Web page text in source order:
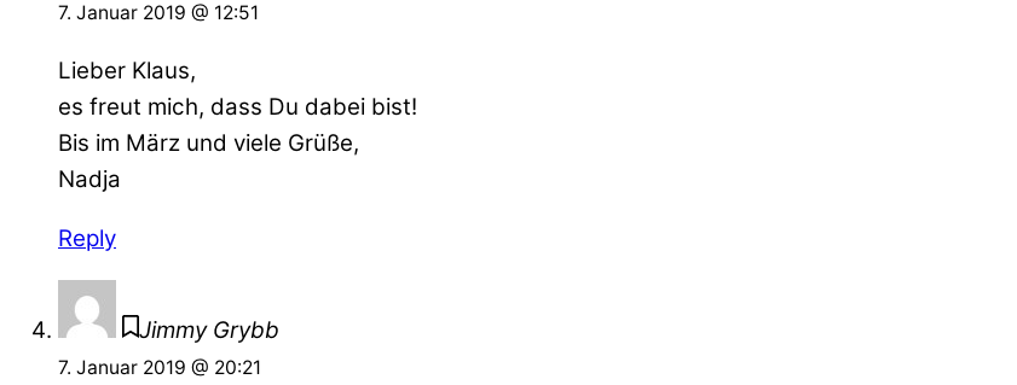
7. Januar 2019 @ 12:51
Lieber Klaus,
es freut mich, dass Du dabei bist!
Bis im März und viele Grüße,
Nadja
Reply
Jimmy Grybb
7. Januar 2019 @ 20:21